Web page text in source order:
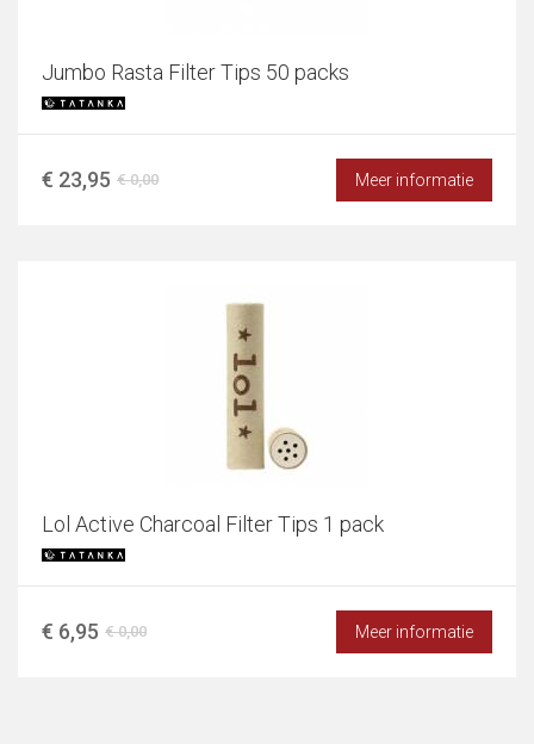
Jumbo Rasta Filter Tips 50 packs
€ 23,95 € 0,00 Meer informatie
Lol Active Charcoal Filter Tips 1 pack
€ 6,95 € 0,00 Meer informatie